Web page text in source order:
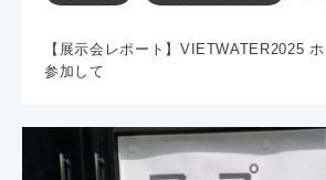
【展示会レポート】VIETWATER2025
参加して